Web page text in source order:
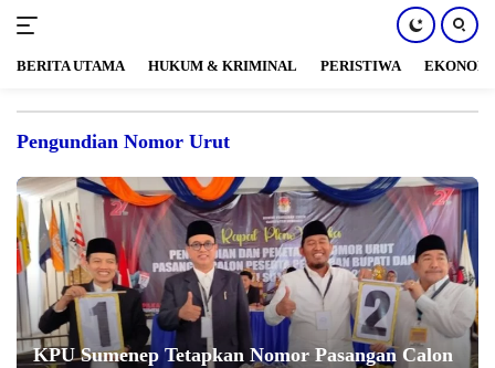
konten
BERITA UTAMA HUKUM & KRIMINAL PERISTIWA EKONOMI
Pengundian Nomor Urut
KPU Sumenep Tetapkan Nomor Pasangan Calon